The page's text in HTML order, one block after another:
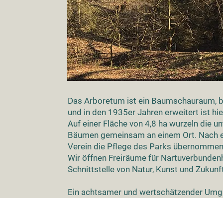
Das Arboretum ist ein Baumschauraum,
und in den 1935er Jahren erweitert ist
Auf einer Fläche von 4,8 ha wurzeln die
Bäumen gemeinsam an einem Ort.
Verein die Pflege des Parks
Wir öffnen Freiräume für
Schnittstelle von Natur, Kunst und
Ein achtsamer und wertschätzender